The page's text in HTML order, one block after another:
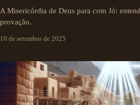
A Misericórdia de Deus para com Jó:
provação.
10 de setembro de 2025